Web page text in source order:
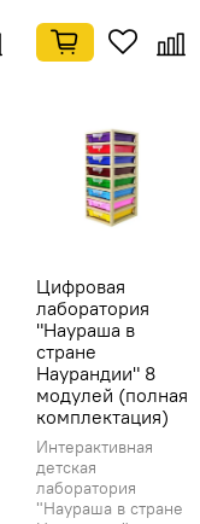
Цифровая
лаборатория
"Наураша в
стране
Наурандии" 8
модулей (полная
комплектация)
Интерактивная
детская
лаборатория
"Наураша в стране